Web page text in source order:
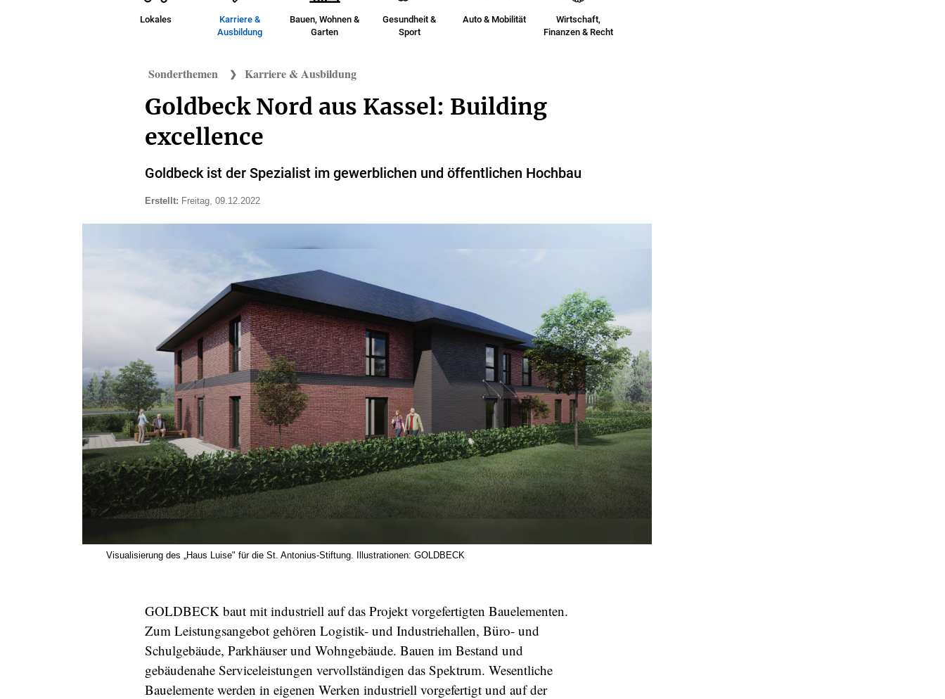
ABO & SERVICE
Lokales
Karriere &
Ausbildung
Bauen, Wohnen &
Garten
Gesundheit &
Sport
Auto & Mobilität
Wirtschaft,
Finanzen & Recht
Sonderthemen Karriere & Ausbildung
Goldbeck Nord aus Kassel: Building
excellence
Goldbeck ist der Spezialist im gewerblichen und öffentlichen Hochbau
Erstellt: Freitag, 09.12.2022
Visualisierung des „Haus Luise" für die St. Antonius-Stiftung. Illustrationen: GOLDBECK
GOLDBECK baut mit industriell auf das Projekt vorgefertigten Bauelementen.
Zum Leistungsangebot gehören Logistik- und Industriehallen, Büro- und
Schulgebäude, Parkhäuser und Wohngebäude. Bauen im Bestand und
gebäudenahe Serviceleistungen vervollständigen das Spektrum. Wesentliche
Bauelemente werden in eigenen Werken industriell vorgefertigt und auf der